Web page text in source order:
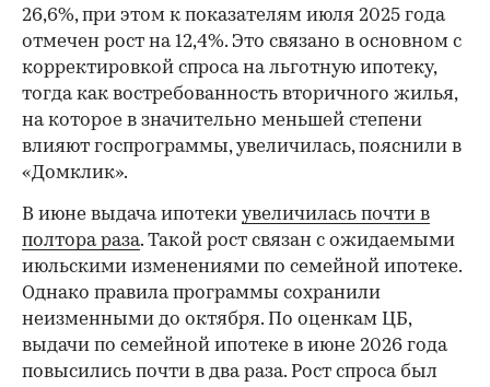
26,6%, при этом к показателям июля 2025 года
отмечен рост на 12,4%. Это связано в основном с
корректировкой спроса на льготную ипотеку,
тогда как востребованность вторичного жилья,
на которое в значительно меньшей степени
влияют госпрограммы, увеличилась, пояснили в
«Домклик».
В июне выдача ипотеки увеличилась почти в
полтора раза. Такой рост связан с ожидаемыми
июльскими изменениями по семейной ипотеке.
Однако правила программы сохранили
неизменными до октября. По оценкам ЦБ,
выдачи по семейной ипотеке в июне 2026 года
повысились почти в два раза. Рост спроса был